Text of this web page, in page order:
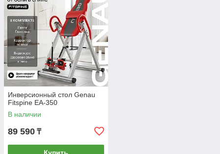
Инверсионный стол Genau
Fitspine EA-350
В наличии
89 590 ₸